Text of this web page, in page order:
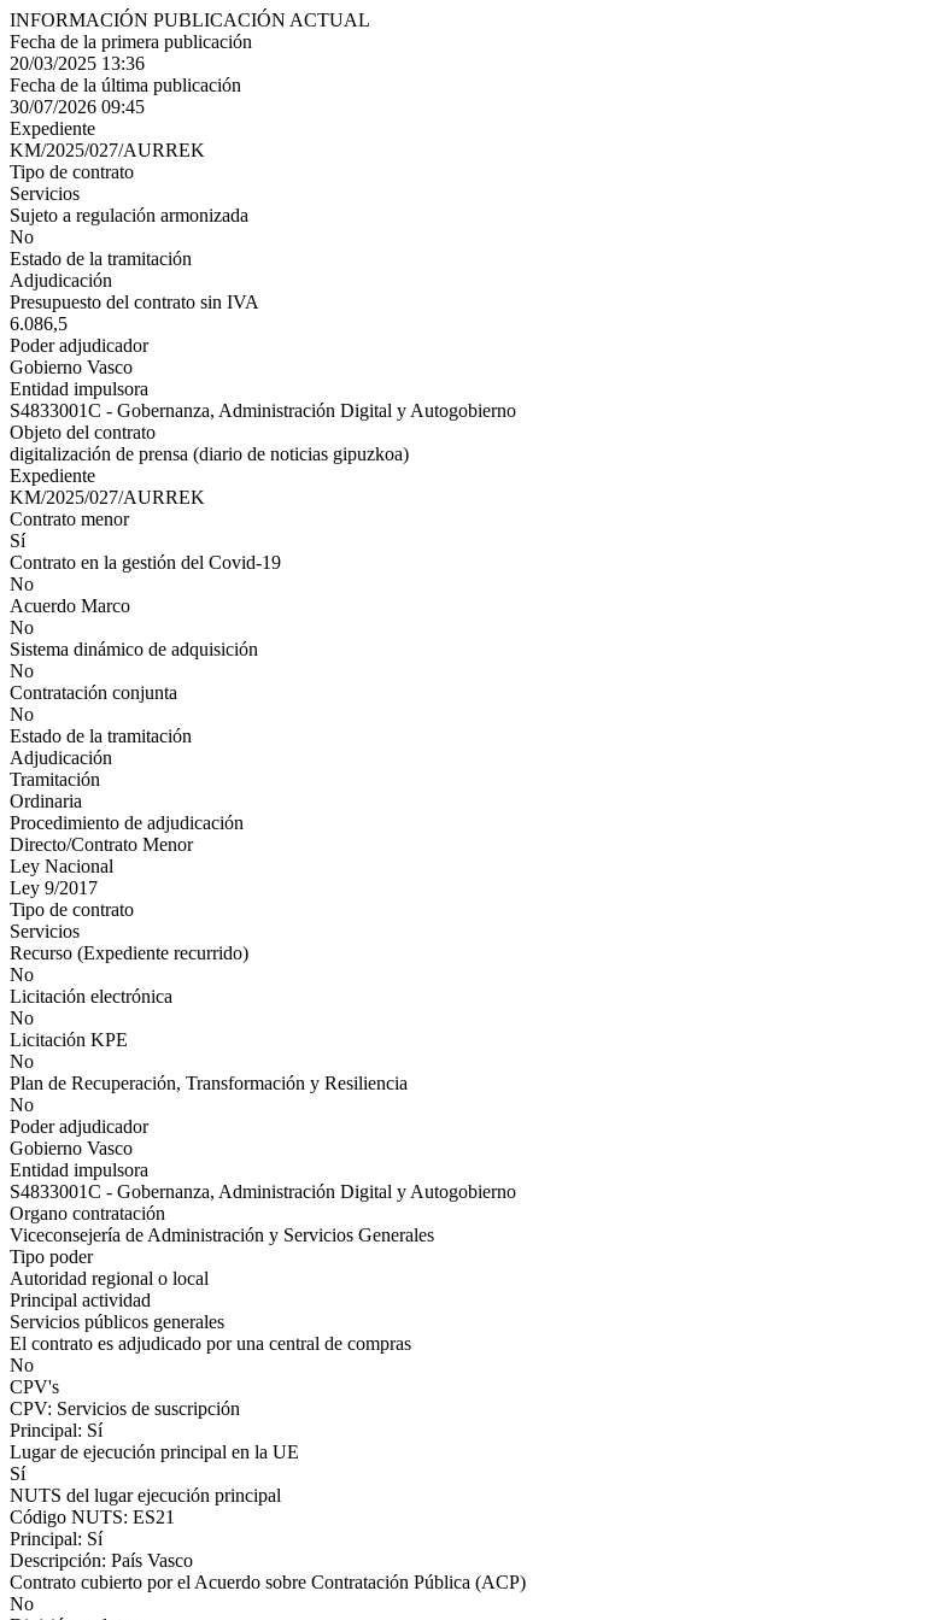
INFORMACIÓN PUBLICACIÓN ACTUAL
Fecha de la primera publicación
20/03/2025 13:36
Fecha de la última publicación
30/07/2026 09:45
Expediente
KM/2025/027/AURREK
Tipo de contrato
Servicios
Sujeto a regulación armonizada
No
Estado de la tramitación
Adjudicación
Presupuesto del contrato sin IVA
6.086,5
Poder adjudicador
Gobierno Vasco
Entidad impulsora
S4833001C - Gobernanza, Administración Digital y Autogobierno
Objeto del contrato
digitalización de prensa (diario de noticias gipuzkoa)
Expediente
KM/2025/027/AURREK
Contrato menor
Sí
Contrato en la gestión del Covid-19
No
Acuerdo Marco
No
Sistema dinámico de adquisición
No
Contratación conjunta
No
Estado de la tramitación
Adjudicación
Tramitación
Ordinaria
Procedimiento de adjudicación
Directo/Contrato Menor
Ley Nacional
Ley 9/2017
Tipo de contrato
Servicios
Recurso (Expediente recurrido)
No
Licitación electrónica
No
Licitación KPE
No
Plan de Recuperación, Transformación y Resiliencia
No
Poder adjudicador
Gobierno Vasco
Entidad impulsora
S4833001C - Gobernanza, Administración Digital y Autogobierno
Organo contratación
Viceconsejería de Administración y Servicios Generales
Tipo poder
Autoridad regional o local
Principal actividad
Servicios públicos generales
El contrato es adjudicado por una central de compras
No
CPV's
CPV: Servicios de suscripción
Principal: Sí
Lugar de ejecución principal en la UE
Sí
NUTS del lugar ejecución principal
Código NUTS: ES21
Principal: Sí
Descripción: País Vasco
Contrato cubierto por el Acuerdo sobre Contratación Pública (ACP)
No